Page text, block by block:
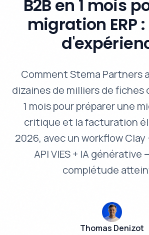
B2B en 1 mois
migration ERP
Comment Stema Partners
dizaines de milliers de fiches
1 mois pour préparer une
critique et la facturation
2026, avec un workflow Clay
API VIES + IA générative
complétude
Thomas Denizot